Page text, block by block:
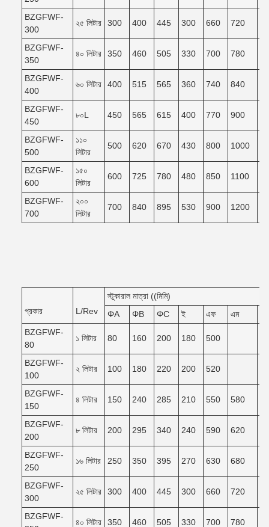
BZGFWF-
300
২৫ লিটার 300 400 445 300 660 720
BZGFWF-
350
৪০ লিটার 350 460 505 330 700 780
BZGFWF-
400
৬০ লিটার 400 515 565 360 740 840
BZGFWF-
450
৮০L 450 565 615 400 770 900
BZGFWF-
500
১১০
লিটার
500 620 670 430 800 1000
BZGFWF-
600
১৫০
লিটার
600 725 780 480 850 1100
BZGFWF-
700
২০০
লিটার
700 840 895 530 900 1200
প্রকার L/Rev
স্টুকারাল মাত্রা ((মিমি)
ΦA
ΦB ΦC ই এফ এম
BZGFWF-
80
১ লিটার 80 160 200 180 500
BZGFWF-
100
২ লিটার 100 180 220 200 520
BZGFWF-
150
৪ লিটার 150 240 285 210 550 580
BZGFWF-
200
৮ লিটার 200 295 340 240 590 620
BZGFWF-
250
১৬ লিটার 250 350 395 270 630 680
BZGFWF-
300
২৫ লিটার 300 400 445 300 660 720
BZGFWF-
৪০ লিটার 350 460 505 330 700 780